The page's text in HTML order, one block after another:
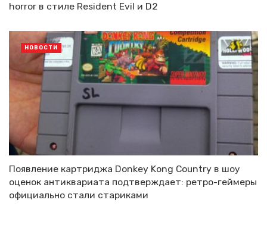
horror в стиле Resident Evil и D2
Появление картриджа Donkey Kong Country в шоу
оценок антиквариата подтверждает: ретро-геймеры
официально стали стариками
НОВОСТИ